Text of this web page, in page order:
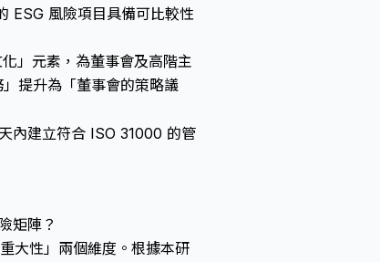
ESG 風險項目具備可比較性
」元素，為董事會及高階主
提升為「董事會的策略議
內建立符合 ISO 31000 的管
矩陣？
大性」兩個維度。根據本研